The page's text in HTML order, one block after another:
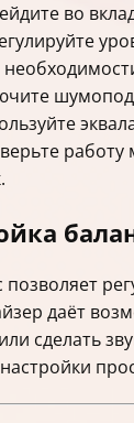
во
работу
позволяет
даёт
сделать